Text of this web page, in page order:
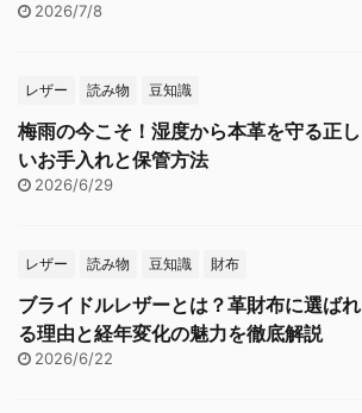
2026/7/8
レザー 読み物 豆知識
梅雨の今こそ！湿度から本革を守る正し
いお手入れと保管方法
2026/6/29
レザー 読み物 豆知識 財布
ブライドルレザーとは？革財布に選ばれ
る理由と経年変化の魅力を徹底解説
2026/6/22